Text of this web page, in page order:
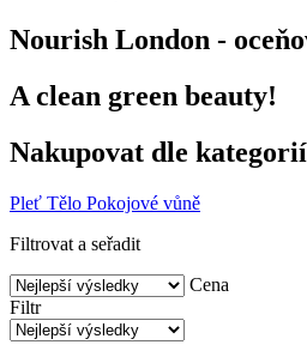
Nourish London -
A clean green beauty!
Nakupovat dle kategorií
Pleť Tělo Pokojové vůně
Filtrovat a seřadit
Cena
Filtr